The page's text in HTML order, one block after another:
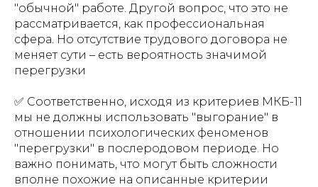
"обычной" работе. Другой вопрос, что это не
рассматривается, как профессиональная
сфера. Но отсутствие трудового договора не
меняет сути – есть вероятность значимой
перегрузки
✅ Соответственно, исходя из критериев МКБ-11
мы не должны использовать "выгорание" в
отношении психологических феноменов
"перегрузки" в послеродовом периоде. Но
важно понимать, что могут быть сложности
вполне похожие на описанные критерии